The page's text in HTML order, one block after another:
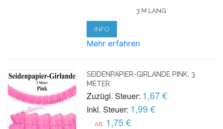
3 M LANG
INFO
Mehr erfahren
SEIDENPAPIER-GIRLANDE PINK, 3
METER
Zuzügl. Steuer: 1,67 €
Inkl. Steuer: 1,99 €
AB: 1,75 €